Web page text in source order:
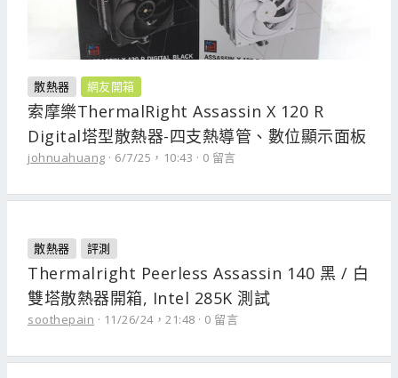
散熱器 網友開箱
索摩樂ThermalRight Assassin X 120 R
Digital塔型散熱器-四支熱導管、數位顯示面板
johnuahuang 6/7/25，10:43 0 留言
散熱器 評測
Thermalright Peerless Assassin 140 黑 / 白
雙塔散熱器開箱, Intel 285K 測試
soothepain 11/26/24，21:48 0 留言